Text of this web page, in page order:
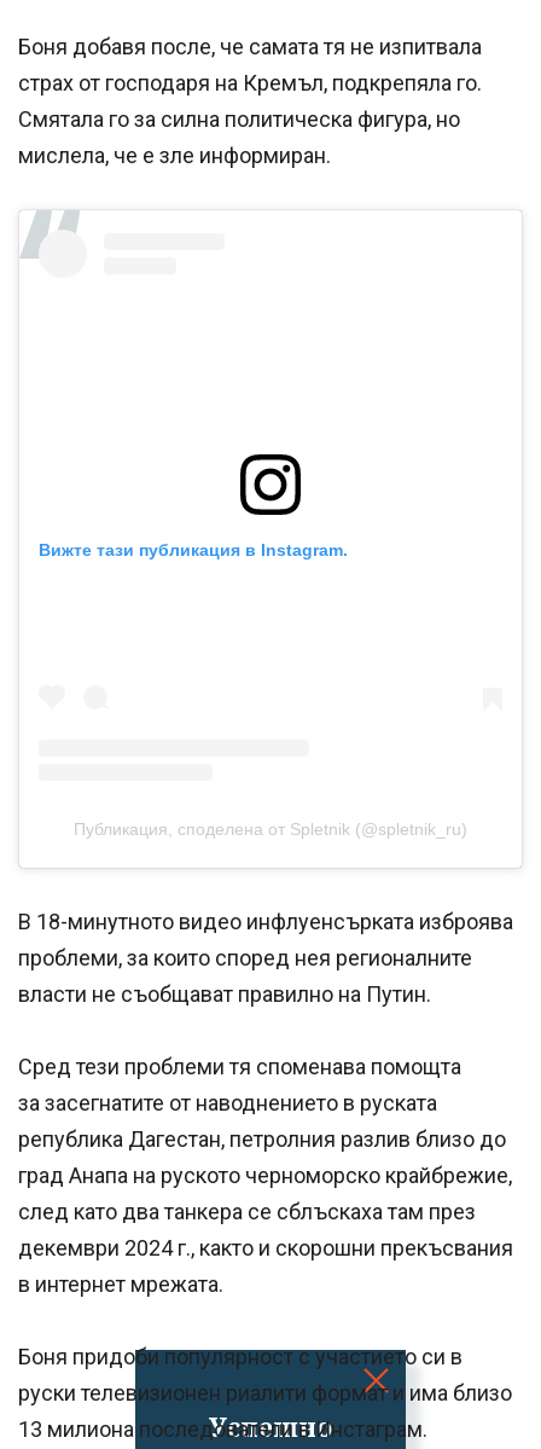
Успешно
Боня добавя после, че самата тя не изпитвала
страх от господаря на Кремъл, подкрепяла го.
Смятала го за силна политическа фигура, но
мислела, че е зле информиран.
Вижте тази публикация в Instagram.
Публикация, споделена от Spletnik (@spletnik_ru)
В 18-минутното видео инфлуенсърката изброява
проблеми, за които според нея регионалните
власти не съобщават правилно на Путин.
Сред тези проблеми тя споменава помощта
за засегнатите от наводнението в руската
република Дагестан, петролния разлив близо до
град Анапа на руското черноморско крайбрежие,
след като два танкера се сблъскаха там през
декември 2024 г., както и скорошни прекъсвания
в интернет мрежата.
Боня придоби популярност с участието си в
руски телевизионен риалити формат и има близо
13 милиона последователи в Инстаграм.